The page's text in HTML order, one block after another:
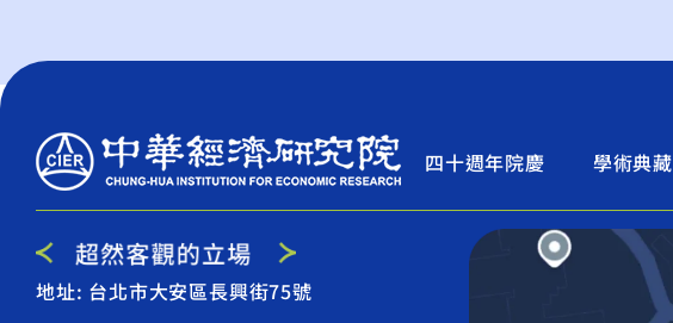
四十週年院慶 學術典藏
地址: 台北市大安區長興街75號